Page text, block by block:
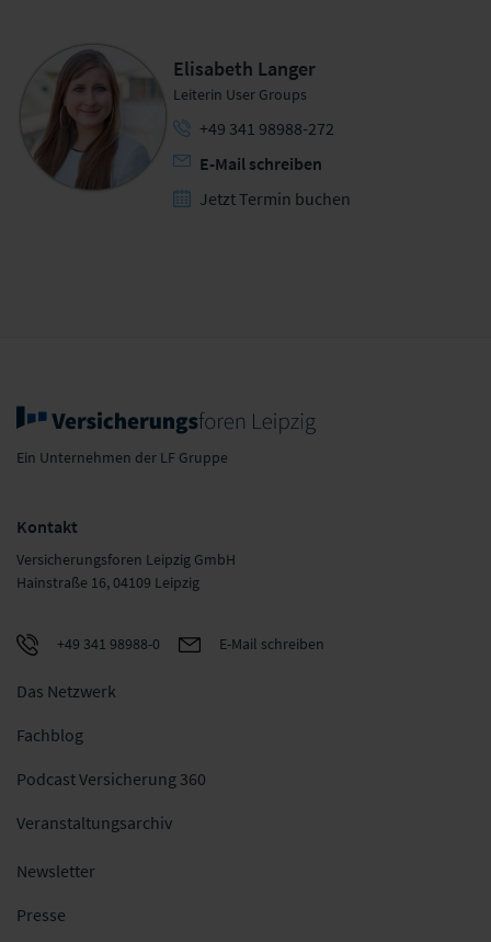
Elisabeth Langer
Leiterin User Groups
+49 341 98988-272
E-Mail schreiben
Jetzt Termin buchen
Ein Unternehmen der LF Gruppe
Kontakt
Versicherungsforen Leipzig GmbH
Hainstraße 16, 04109 Leipzig
+49 341 98988-0 E-Mail schreiben
Das Netzwerk
Fachblog
Podcast Versicherung 360
Veranstaltungsarchiv
Newsletter
Presse